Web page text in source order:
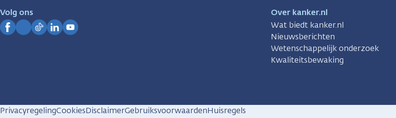
Volg ons
Over kanker.nl
Wat biedt kanker.nl
Nieuwsberichten
Wetenschappelijk onderzoek
Kwaliteitsbewaking
PrivacyregelingCookiesDisclaimerGebruiksvoorwaardenHuisregels